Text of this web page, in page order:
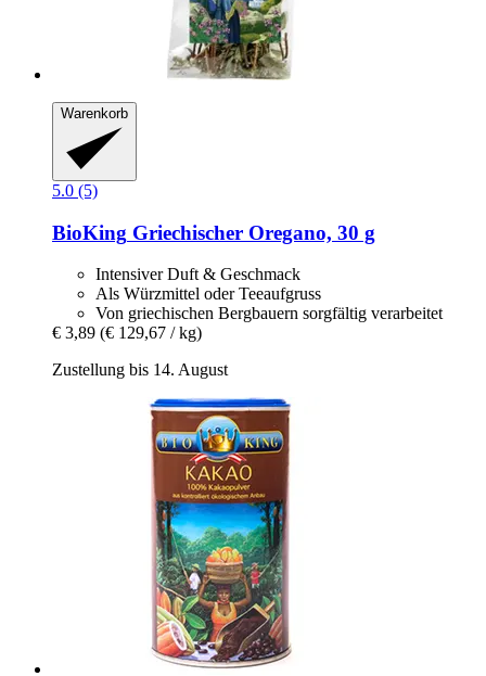
Warenkorb
5.0 (5)
BioKing Griechischer Oregano, 30 g
Intensiver Duft & Geschmack
Als Würzmittel oder Teeaufgruss
Von griechischen Bergbauern sorgfältig verarbeitet
€ 3,89 (€ 129,67 / kg)
Zustellung bis 14. August